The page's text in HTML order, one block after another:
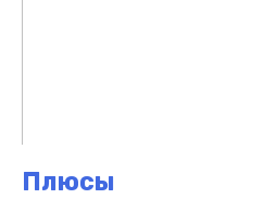
Плюсы